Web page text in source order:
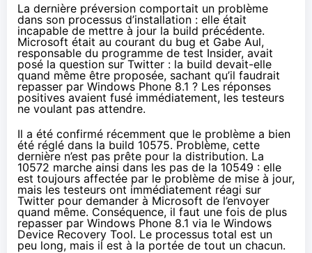
La dernière préversion comportait un problème
dans son processus d’installation : elle était
incapable de mettre à jour la build précédente.
Microsoft était au courant du bug et Gabe Aul,
responsable du programme de test Insider, avait
posé la question sur Twitter : la build devait-elle
quand même être proposée, sachant qu’il faudrait
repasser par Windows Phone 8.1 ? Les réponses
positives avaient fusé immédiatement, les testeurs
ne voulant pas attendre.
Il a été confirmé récemment que le problème a bien
été réglé dans la build 10575. Problème, cette
dernière n’est pas prête pour la distribution. La
10572 marche ainsi dans les pas de la 10549 : elle
est toujours affectée par le problème de mise à jour,
mais les testeurs ont immédiatement réagi sur
Twitter pour demander à Microsoft de l’envoyer
quand même. Conséquence, il faut une fois de plus
repasser par Windows Phone 8.1 via le Windows
Device Recovery Tool. Le processus total est un
peu long, mais il est à la portée de tout un chacun.